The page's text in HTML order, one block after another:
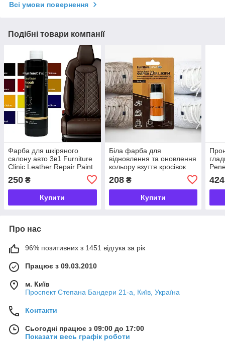
Всі умови повернення
Подібні товари компанії
Фарба для шкіряного
салону авто 3в1 Furniture
Clinic Leather Repair Paint
50-1000 мл (11 кольорів
на вибір)
250 ₴
Купити
Біла фарба для
відновлення та оновлення
кольору взуття кросівок
професійна 3в1 Furniture
Clinic 30 мл
208₴
Купити
424
Про нас
96% позитивних з 1451 відгука за рік
Працює з 09.03.2010
м. Київ
Проспект Степана Бандери 21-а, Київ, Україна
Контакти
Сьогодні працює з 09:00 до 17:00
Показати весь графік роботи